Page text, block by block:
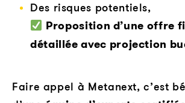
Des risques potentiels,
Proposition d’une offre
détaillée avec projection
Faire appel à Metanext, c’est